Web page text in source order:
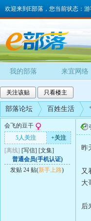
欢迎来到E部落，您当前状态：游
我的部落 来宜网络
关注该贴 只看楼主
部落论坛 百姓生活
会飞的豆干
5人关注
+关注
[离线] [写信] [文集]
普通会员(手机认证)
发贴 24 贴(新手上路)
昨
又
大
后